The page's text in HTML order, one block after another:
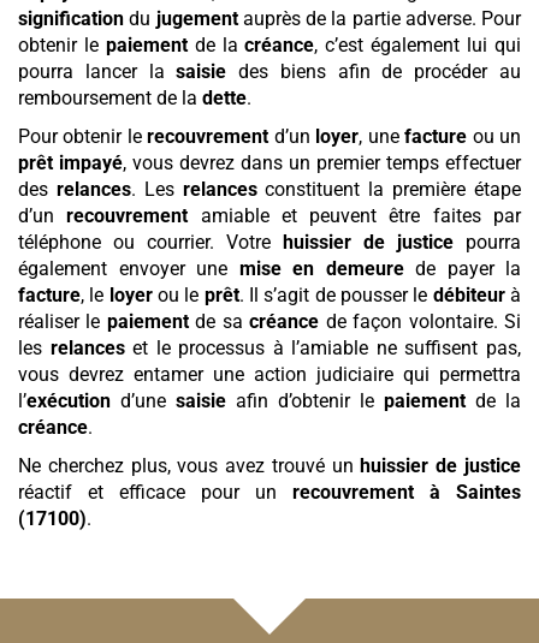
signification du jugementauprès de la partie adverse. Pour
obtenir le paiementde lacréance, c’est également lui qui
pourra lancer lasaisie des biens afin de procéder au
remboursement de la dette.
Pour obtenir lerecouvrement d’un loyer, unefacture ou un
prêt impayé, vous devrez dans un premier temps effectuer
des relances. Les relancesconstituent la première étape
d’unrecouvrement amiable et peuvent être faites par
téléphone ou courrier. Votre huissier de justice pourra
également envoyer une mise en demeurede payer la
facture, le loyerou le prêt. Il s’agit de pousser le débiteurà
réaliser le paiementde sacréance de façon volontaire. Si
les relanceset le processus à l’amiable ne suffisent pas,
vous devrez entamer une action judiciaire qui permettra
l’exécution d’une saisie afin d’obtenir le paiement de la
créance.
Ne cherchez plus, vous avez trouvé un huissier de justice
réactif et efficace pour un recouvrement à Saintes
(17100).